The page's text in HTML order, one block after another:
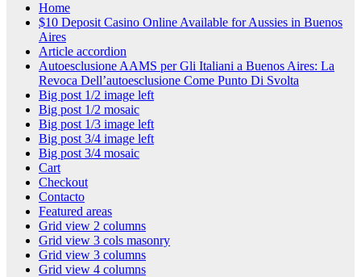
Home
$10 Deposit Casino Online Available for Aussies in Buenos
Aires
Article accordion
Autoesclusione AAMS per Gli Italiani a Buenos Aires: La
Revoca Dell’autoesclusione Come Punto Di Svolta
Big post 1/2 image left
Big post 1/2 mosaic
Big post 1/3 image left
Big post 3/4 image left
Big post 3/4 mosaic
Cart
Checkout
Contacto
Featured areas
Grid view 2 columns
Grid view 3 cols masonry
Grid view 3 columns
Grid view 4 columns